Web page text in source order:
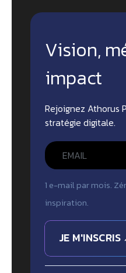
Vision,
impact
Rejoignez Athorus
stratégie digitale.
1 e-mail par mois.
inspiration.
JE M'INSCRIS